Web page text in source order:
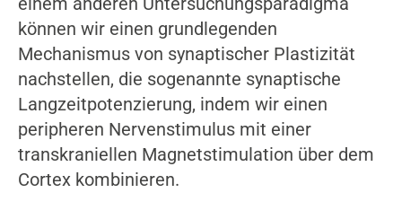
können wir einen grundlegenden
Mechanismus von synaptischer Plastizität
nachstellen, die sogenannte synaptische
Langzeitpotenzierung, indem wir einen
peripheren Nervenstimulus mit einer
transkraniellen Magnetstimulation über dem
Cortex kombinieren.